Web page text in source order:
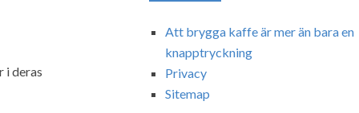
i deras
Att brygga kaffe är mer än bara en
knapptryckning
Privacy
Sitemap